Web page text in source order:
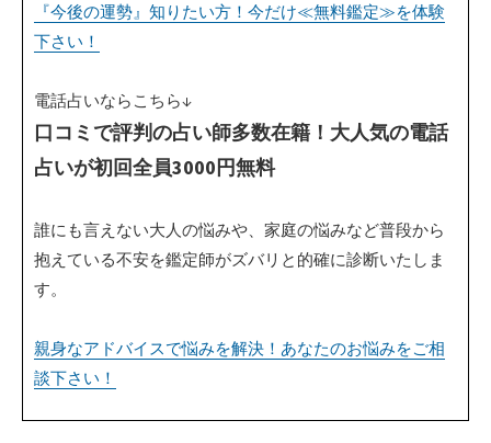
『今後の運勢』知りたい方！今だけ≪無料鑑定≫を体験
下さい！
電話占いならこちら↓
口コミで評判の占い師多数在籍！大人気の電話
占いが初回全員3000円無料
誰にも言えない大人の悩みや、家庭の悩みなど普段から
抱えている不安を鑑定師がズバリと的確に診断いたしま
す。
親身なアドバイスで悩みを解決！あなたのお悩みをご相
談下さい！